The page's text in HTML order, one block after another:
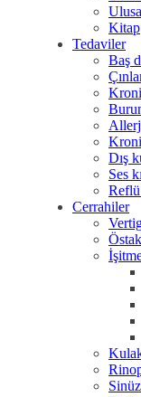
Kitap
Tedaviler
Baş
Dış
Ses
Cerrahiler